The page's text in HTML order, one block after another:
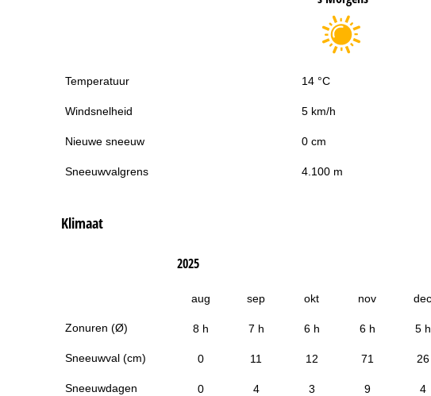
Temperatuur 14 °C
Windsnelheid 5 km/h
Nieuwe sneeuw 0 cm
Sneeuwvalgrens 4.100 m
Klimaat
Zonuren (Ø)
Sneeuwval (cm)
Sneeuwdagen
2025
aug sep okt nov dec
8 h 7 h 6 h 6 h 5 h
0 11 12 71 26
0 4 3 9 4